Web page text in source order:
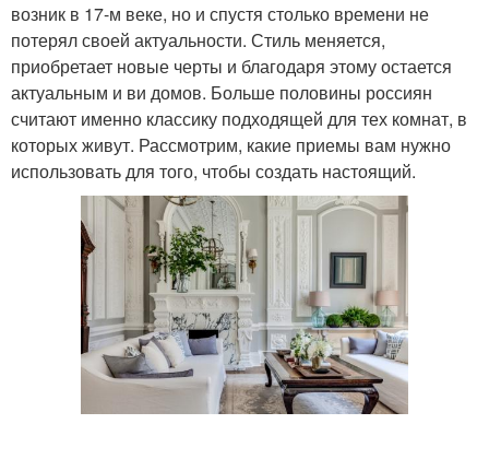
возник в 17-м веке, но и спустя столько времени не
потерял своей актуальности. Стиль меняется,
приобретает новые черты и благодаря этому остается
актуальным и ви домов. Больше половины россиян
считают именно классику подходящей для тех комнат, в
которых живут. Рассмотрим, какие приемы вам нужно
использовать для того, чтобы создать настоящий.